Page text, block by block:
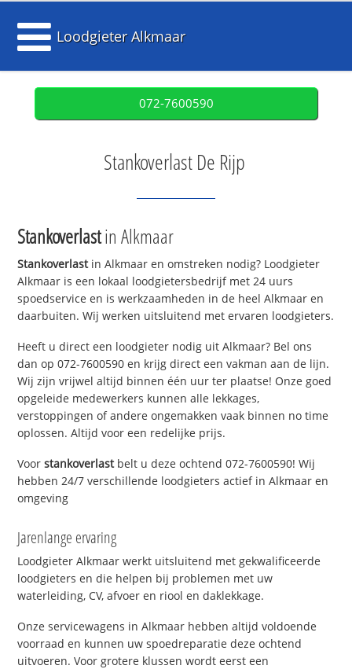
Loodgieter Alkmaar
072-7600590
Stankoverlast De Rijp
Stankoverlastin Alkmaar
Stankoverlastin Alkmaar en omstreken nodig? Loodgieter
Alkmaar is een lokaal loodgietersbedrijf met 24 uurs
spoedservice en is werkzaamheden in de heel Alkmaar en
daarbuiten. Wij werken uitsluitend met ervaren loodgieters.
Heeft u direct een loodgieter nodig uit Alkmaar? Bel ons
dan op 072-7600590 en krijg direct een vakman aan de lijn.
Wij zijn vrijwel altijd binnen één uur ter plaatse! Onze goed
opgeleide medewerkers kunnen alle lekkages,
verstoppingen of andere ongemakken vaak binnen no time
oplossen. Altijd voor een redelijke prijs.
Voorstankoverlastbelt u deze ochtend 072-7600590! Wij
hebben 24/7 verschillende loodgieters actief in Alkmaar en
omgeving
Jarenlange ervaring
Loodgieter Alkmaar werkt uitsluitend met gekwalificeerde
loodgieters en die helpen bij problemen met uw
waterleiding, CV, afvoer en riool en daklekkage.
Onze servicewagens in Alkmaar hebben altijd voldoende
voorraad en kunnen uw spoedreparatie deze ochtend
uitvoeren. Voor grotere klussen wordt eerst een